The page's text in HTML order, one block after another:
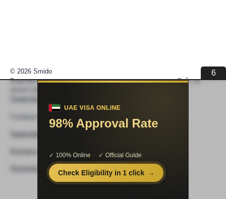
6
© 2026 Smido
Видеоматериалы встраиваются из открытых источников. Сайт не
Видео не работает
Политика конфиденциальности